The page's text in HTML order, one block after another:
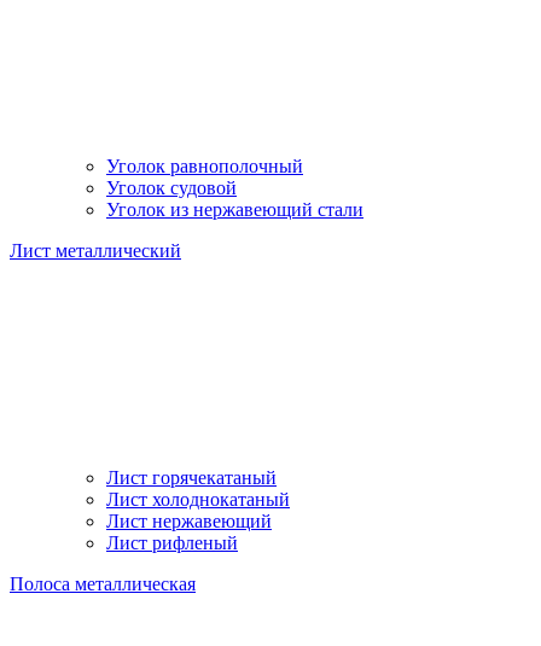
Уголок равнополочный
Уголок судовой
Уголок из нержавеющий стали
Лист металлический
Лист горячекатаный
Лист холоднокатаный
Лист нержавеющий
Лист рифленый
Полоса металлическая